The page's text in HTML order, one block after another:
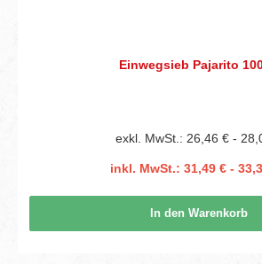
Einwegsieb Pajarito
exkl. MwSt.: 26,46 € -
inkl. MwSt.: 31,49 € -
In den Warenkorb